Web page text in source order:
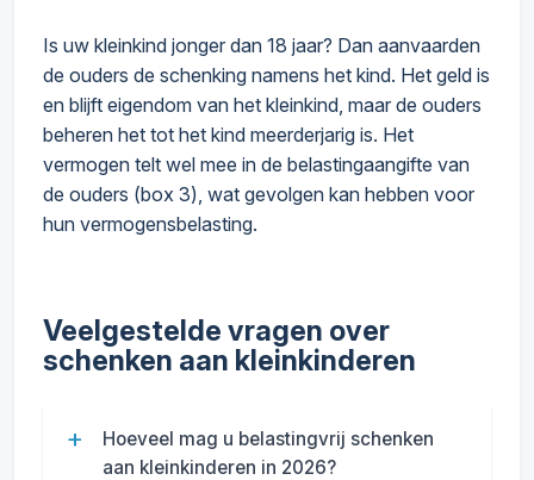
Is uw kleinkind jonger dan 18 jaar? Dan aanvaarden
de ouders de schenking namens het kind. Het geld is
en blijft eigendom van het kleinkind, maar de ouders
beheren het tot het kind meerderjarig is. Het
vermogen telt wel mee in de belastingaangifte van
de ouders (box 3), wat gevolgen kan hebben voor
hun vermogensbelasting.
Veelgestelde vragen over
schenken aan kleinkinderen
Hoeveel mag u belastingvrij schenken
aan kleinkinderen in 2026?